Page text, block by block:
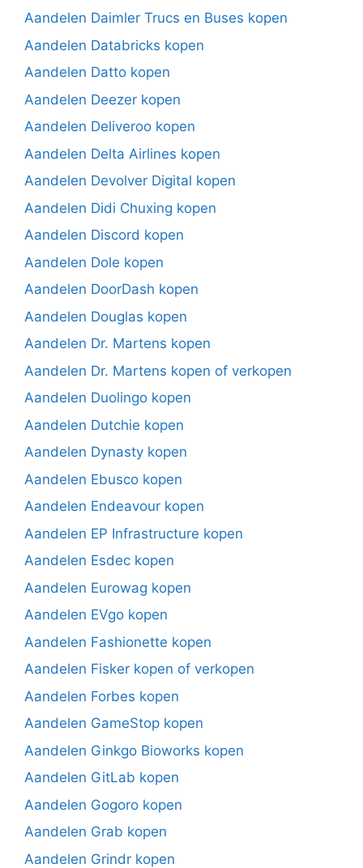
Aandelen Daimler Trucs en Buses kopen
Aandelen Databricks kopen
Aandelen Datto kopen
Aandelen Deezer kopen
Aandelen Deliveroo kopen
Aandelen Delta Airlines kopen
Aandelen Devolver Digital kopen
Aandelen Didi Chuxing kopen
Aandelen Discord kopen
Aandelen Dole kopen
Aandelen DoorDash kopen
Aandelen Douglas kopen
Aandelen Dr. Martens kopen
Aandelen Dr. Martens kopen of verkopen
Aandelen Duolingo kopen
Aandelen Dutchie kopen
Aandelen Dynasty kopen
Aandelen Ebusco kopen
Aandelen Endeavour kopen
Aandelen EP Infrastructure kopen
Aandelen Esdec kopen
Aandelen Eurowag kopen
Aandelen EVgo kopen
Aandelen Fashionette kopen
Aandelen Fisker kopen of verkopen
Aandelen Forbes kopen
Aandelen GameStop kopen
Aandelen Ginkgo Bioworks kopen
Aandelen GitLab kopen
Aandelen Gogoro kopen
Aandelen Grab kopen
Aandelen Grindr kopen